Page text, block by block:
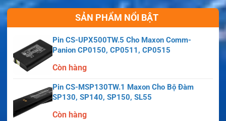
SẢN PHẨM NỔI BẬT
Pin CS-UPX500TW.5 Cho Maxon Comm-
Panion CP0150, CP0511, CP0515
Còn hàng
Pin CS-MSP130TW.1 Maxon Cho Bộ Đàm
SP130, SP140, SP150, SL55
Còn hàng